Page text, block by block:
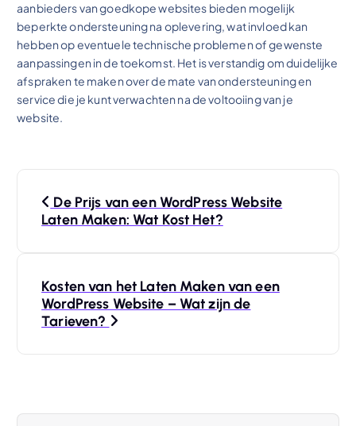
aanbieders van goedkope websites bieden mogelijk
beperkte ondersteuning na oplevering, wat invloed kan
hebben op eventuele technische problemen of gewenste
aanpassingen in de toekomst. Het is verstandig om duidelijke
afspraken te maken over de mate van ondersteuning en
service die je kunt verwachten na de voltooiing van je
website.
De Prijs van een WordPress Website
Laten Maken: Wat Kost Het?
Kosten van het Laten Maken van een
WordPress Website – Wat zijn de
Tarieven?